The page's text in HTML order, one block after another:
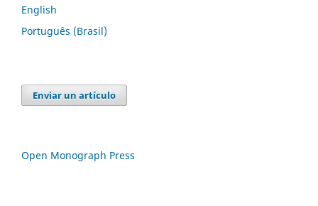
English
Português (Brasil)
Enviar un artículo
Open Monograph Press